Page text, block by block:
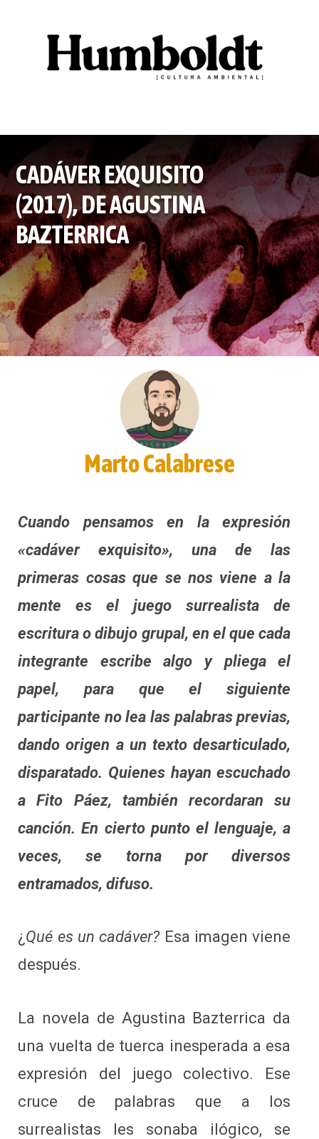
CADÁVER EXQUISITO
(2017), DE AGUSTINA
BAZTERRICA
Marto Calabrese
Cuando pensamos en la expresión
«cadáver exquisito», una de las
primeras cosas que se nos viene a la
mente es el juego surrealista de
escritura o dibujo grupal, en el que cada
integrante escribe algo y pliega el
papel, para que el siguiente
participante no lea las palabras previas,
dando origen a un texto desarticulado,
disparatado. Quienes hayan escuchado
a Fito Páez, también recordaran su
canción. En cierto punto el lenguaje, a
veces, se torna por diversos
entramados, difuso.
¿ Qué es un cadáver?Esa imagen viene
después.
La novela de Agustina Bazterrica da
una vuelta de tuerca inesperada a esa
expresión del juego colectivo. Ese
cruce de palabras que a los
surrealistas les sonaba ilógico, se